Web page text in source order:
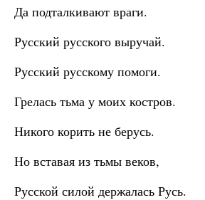
Да подталкивают враги.
Русский русского выручай.
Русский русскому помоги.
Грелась тьма у моих костров.
Никого корить не берусь.
Но вставая из тьмы веков,
Русской силой держалась Русь.